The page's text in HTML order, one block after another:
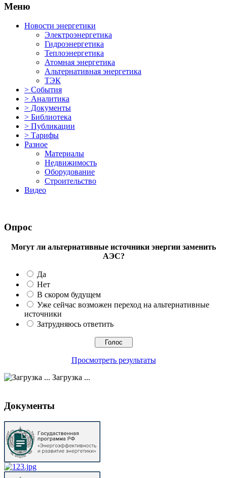
Меню
Новости энергетики
Электроэнергетика
Гидроэнергетика
Теплоэнергетика
Атомная энергетика
Альтернативная энергетика
ТЭК
> События
> Аналитика
> Документы
> Библиотека
> Публикации
> Тарифы
Разное
Материалы
Недвижимость
Оборудование
Строительство
Видео
Опрос
Могут ли альтернативные источники энергии заменить
АЭС?
Да
Нет
В скором будущем
Уже сейчас возможен переход на альтернативные
источники
Затрудняюсь ответить
Просмотреть результаты
Загрузка ...
Документы